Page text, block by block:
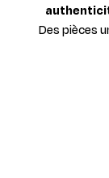
Des pièces